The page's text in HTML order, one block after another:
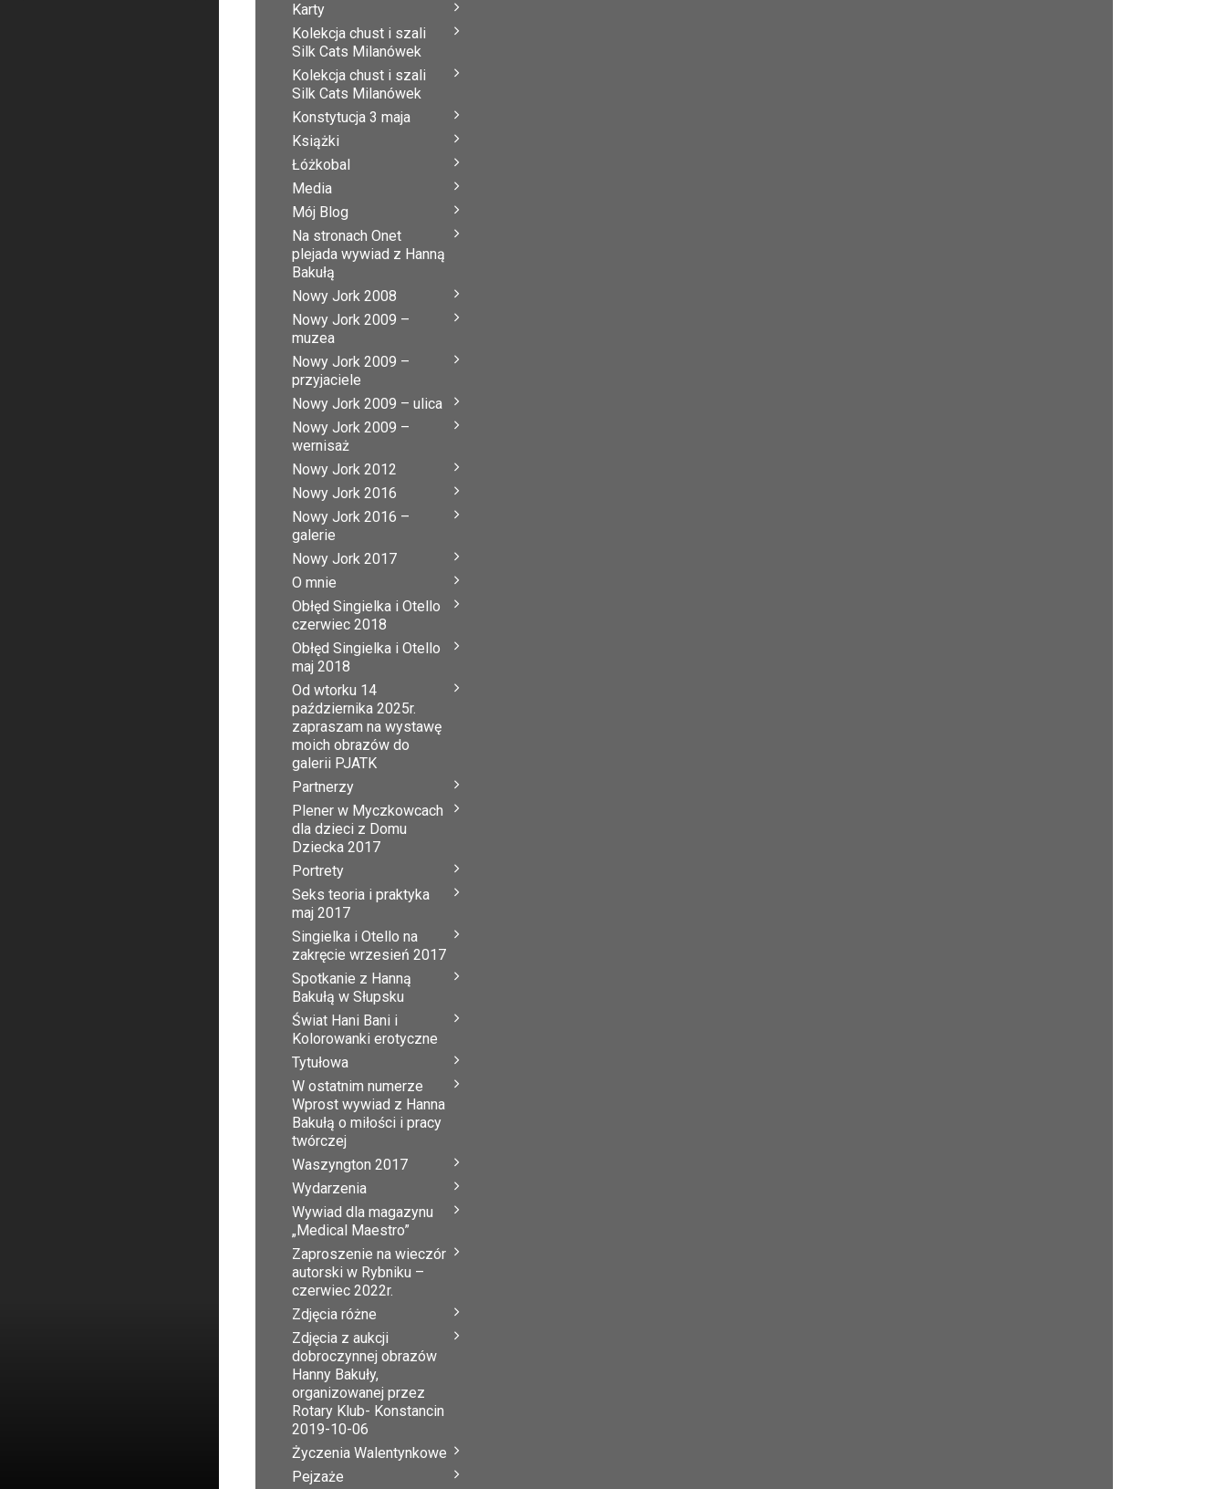
Karty
Kolekcja chust i szali
Silk Cats Milanówek
Kolekcja chust i szali
Silk Cats Milanówek
Konstytucja 3 maja
Książki
Łóżkobal
Media
Mój Blog
Na stronach Onet
plejada wywiad z Hanną
Bakułą
Nowy Jork 2008
Nowy Jork 2009 –
muzea
Nowy Jork 2009 –
przyjaciele
Nowy Jork 2009 – ulica
Nowy Jork 2009 –
wernisaż
Nowy Jork 2012
Nowy Jork 2016
Nowy Jork 2016 –
galerie
Nowy Jork 2017
O mnie
Obłęd Singielka i Otello
czerwiec 2018
Obłęd Singielka i Otello
maj 2018
Od wtorku 14
października 2025r.
zapraszam na wystawę
moich obrazów do
galerii PJATK
Partnerzy
Plener w Myczkowcach
dla dzieci z Domu
Dziecka 2017
Portrety
Seks teoria i praktyka
maj 2017
Singielka i Otello na
zakręcie wrzesień 2017
Spotkanie z Hanną
Bakułą w Słupsku
Świat Hani Bani i
Kolorowanki erotyczne
Tytułowa
W ostatnim numerze
Wprost wywiad z Hanna
Bakułą o miłości i pracy
twórczej
Waszyngton 2017
Wydarzenia
Wywiad dla magazynu
„Medical Maestro”
Zaproszenie na wieczór
autorski w Rybniku –
czerwiec 2022r.
Zdjęcia różne
Zdjęcia z aukcji
dobroczynnej obrazów
Hanny Bakuły,
organizowanej przez
Rotary Klub- Konstancin
2019-10-06
Życzenia Walentynkowe
Pejzaże